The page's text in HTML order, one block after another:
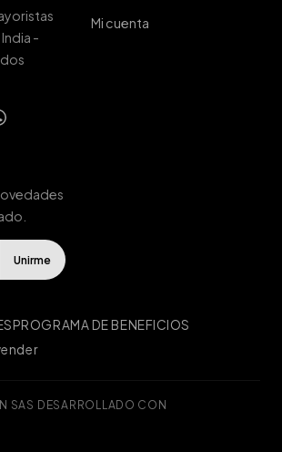
-
Mi cuenta
Unirme
PROGRAMA DE BENEFICIOS
SAS ·
DESARROLLADO CON